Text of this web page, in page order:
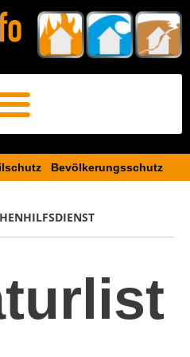
Bevölkerungsschutz​